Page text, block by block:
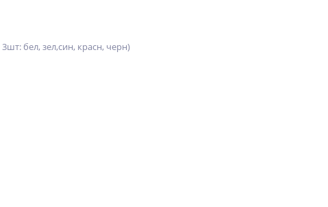
бел, зел,син, красн, черн)